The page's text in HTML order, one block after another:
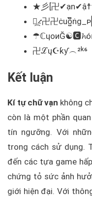
★彡[卍
⳻᷼⳺卍卍
卍ℒų☪ƙƴ︵²ᵏ⁶
Kết luận
Kí tự chữ vạn không
còn là một phần
tín ngưỡng. Với
trong cách sử dụng.
đến các tựa game
chứng tỏ sức ảnh
giới hiện đại. Với